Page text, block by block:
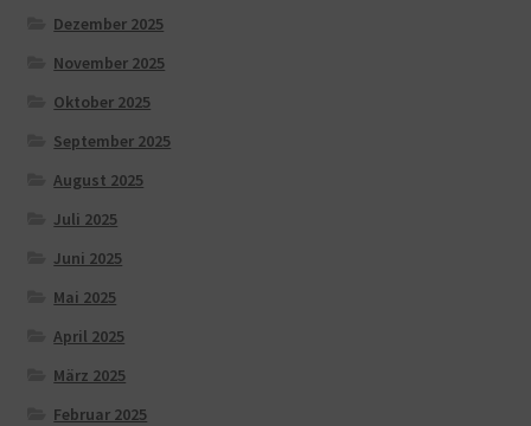
Dezember 2025
November 2025
Oktober 2025
September 2025
August 2025
Juli 2025
Juni 2025
Mai 2025
April 2025
März 2025
Februar 2025